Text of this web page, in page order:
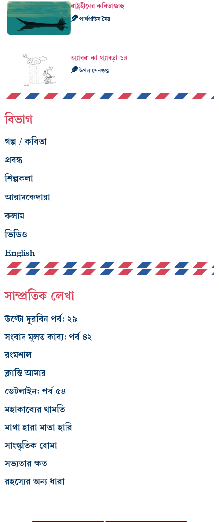
রাষ্ট্রহীনের কবিতাগুচ্ছ
পার্থপ্রতিম মৈত্র
অ্যাবরা কা থ্যাবড়া ১৪
উপল সেনগুপ্ত
বিভাগ
গল্প / কবিতা
প্রবন্ধ
শিল্পকলা
আরামকেদারা
কলাম
ভিডিও
English
সাম্প্রতিক লেখা
উল্টো দূরবিন পর্ব: ২৯
সংবাদ মূলত কাব্য: পর্ব ৪২
রংমশাল
ক্লান্তি আমার
ডেটলাইন: পর্ব ৫৪
মহাকাব্যের খামতি
মাথা হারা মাতা হারি
সাংস্কৃতিক বোমা
সভ্যতার ক্ষত
রহস্যের অন্য ধারা